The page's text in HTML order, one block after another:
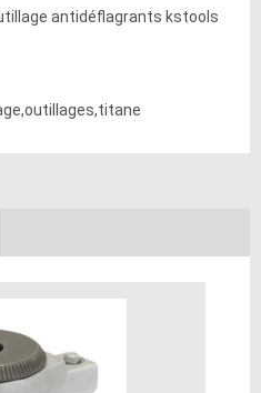
antidéflagrants kstools